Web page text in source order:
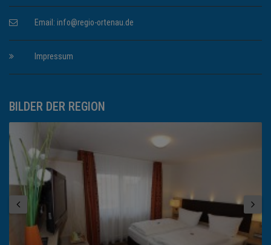
Email: info@regio-ortenau.de
Impressum
BILDER DER REGION